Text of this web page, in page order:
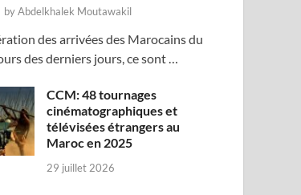
byAbdelkhalek Moutawakil
des arrivées des Marocains du
des derniers jours, ce sont …
CCM: 48 tournages
cinématographiques et
télévisées étrangers au
Maroc en 2025
29 juillet 2026